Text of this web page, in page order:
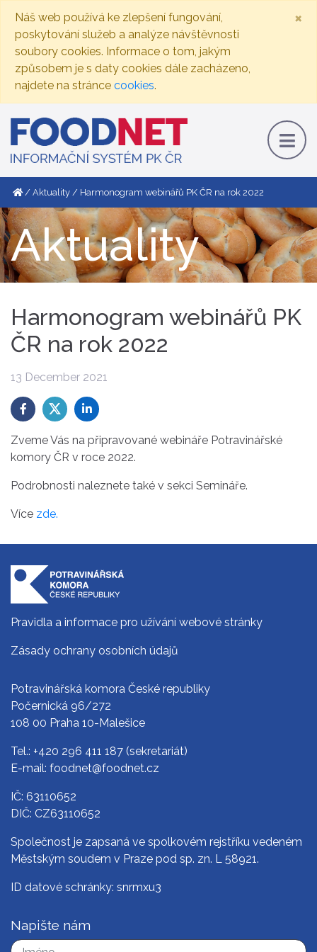
Náš web používá ke zlepšení fungování,
poskytování služeb a analýze návštěvnosti
soubory cookies. Informace o tom, jakým
způsobem je s daty cookies dále zacházeno,
najdete na stránce cookies.
×
Aktuality Harmonogram webinářů PK ČR na rok 2022
Aktuality
Harmonogram webinářů PK
ČR na rok 2022
13 December 2021
Zveme Vás na připravované webináře Potravinářské
komory ČR v roce 2022.
Podrobnosti naleznete také v sekci Semináře.
Více zde.
Pravidla a informace pro užívání webové stránky
Zásady ochrany osobních údajů
Potravinářská komora České republiky
Počernická 96/272
108 00 Praha 10-Malešice
Tel.: +420 296 411 187 (sekretariát)
E-mail: foodnet@foodnet.cz
IČ: 63110652
DIČ: CZ63110652
Společnost je zapsaná ve spolkovém rejstříku vedeném
Městským soudem v Praze pod sp. zn. L 58921.
ID datové schránky: snrmxu3
Napište nám